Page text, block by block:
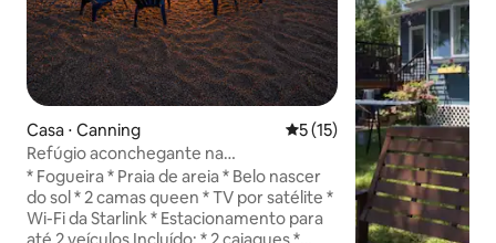
Casa ⋅ Canning 5 de uma avaliação média
5 (15)
Refúgio aconchegante na
praia/Fogueira/Nascente do sol/Vista
para o lago
* Fogueira * Praia de areia * Belo nascer
do sol * 2 camas queen * TV por satélite *
Wi-Fi da Starlink * Estacionamento para